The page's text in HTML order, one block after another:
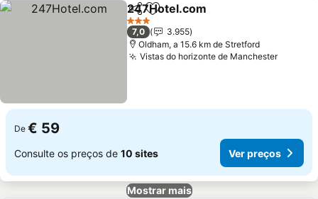
PartilharAdicionar aos favoritos
247Hotel.com
3 Estrelas
7,0
3.955
Oldham, a 15.6 km de Stretford
Vistas do horizonte de Manchester
De € 59
Consulte os preços de 10 sites Ver preços
Mostrar mais